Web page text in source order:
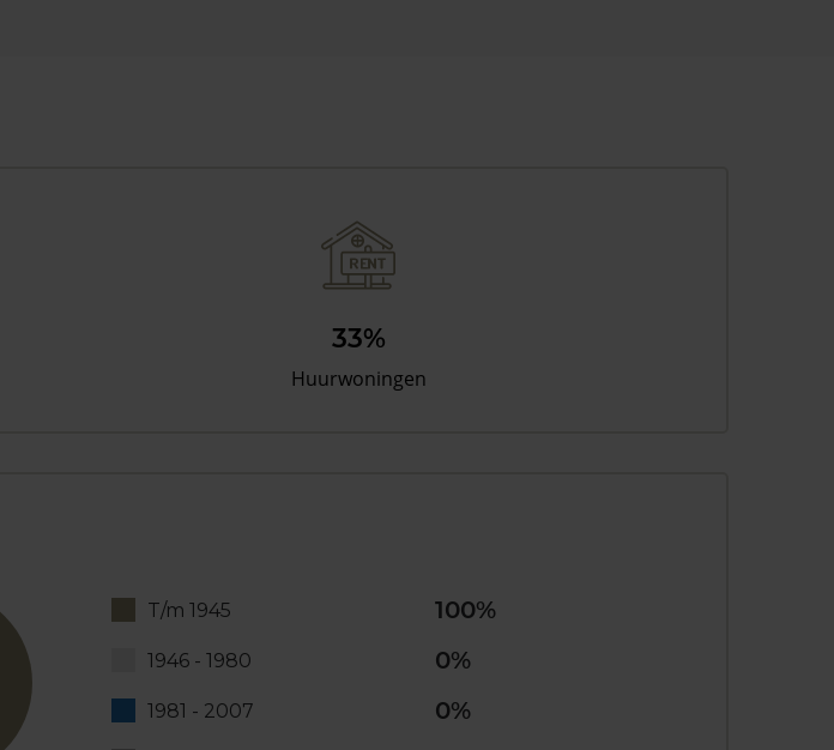
33%
Huurwoningen
T/m 1945 100%
1946 - 1980 0%
1981 - 2007
0%